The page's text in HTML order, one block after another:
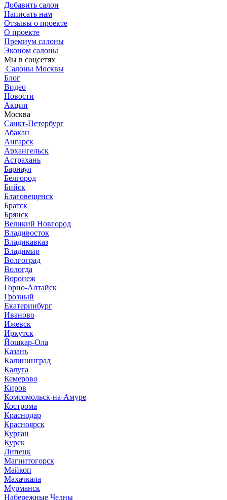
Добавить салон
Написать нам
Отзывы о проекте
О проекте
Премиум салоны
Эконом салоны
Мы в соцсетях
Салоны Москвы
Блог
Видео
Новости
Акции
Москва
Санкт-Петербург
Абакан
Ангарск
Архангельск
Астрахань
Барнаул
Белгород
Бийск
Благовещенск
Братск
Брянск
Великий Новгород
Владивосток
Владикавказ
Владимир
Волгоград
Вологда
Воронеж
Горно-Алтайск
Грозный
Екатеринбург
Иваново
Ижевск
Иркутск
Йошкар-Ола
Казань
Калининград
Калуга
Кемерово
Киров
Комсомольск-на-Амуре
Кострома
Краснодар
Красноярск
Курган
Курск
Липецк
Магнитогорск
Майкоп
Махачкала
Мурманск
Набережные Челны